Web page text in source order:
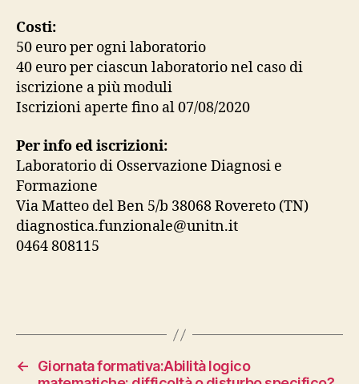
Costi:
50 euro per ogni laboratorio
40 euro per ciascun laboratorio nel caso di
iscrizione a più moduli
Iscrizioni aperte fino al 07/08/2020
Per info ed iscrizioni:
Laboratorio di Osservazione Diagnosi e
Formazione
Via Matteo del Ben 5/b 38068 Rovereto (TN)
diagnostica.funzionale@unitn.it
0464 808115
←
Giornata formativa:Abilità logico